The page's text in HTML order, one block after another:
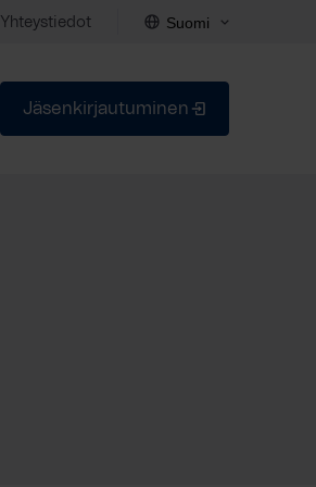
Yhteystiedot Suomi
Jäsenkirjautuminen